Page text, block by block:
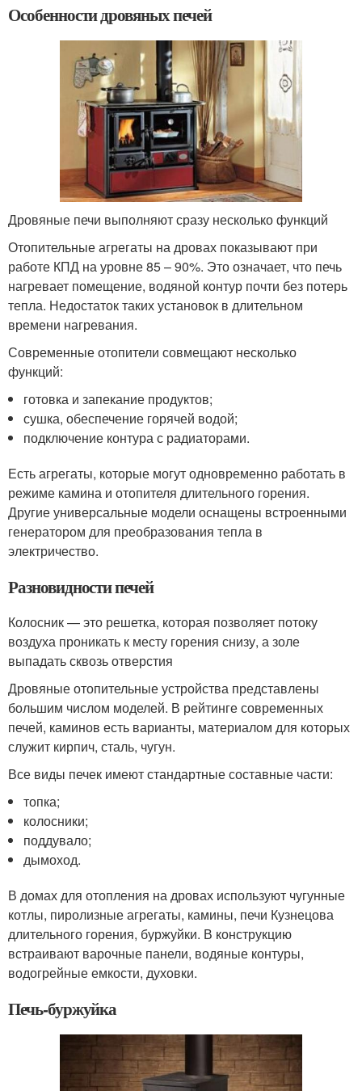
Особенности дровяных печей
Дровяные печи выполняют сразу несколько функций
Отопительные агрегаты на дровах показывают при
работе КПД на уровне 85 – 90%. Это означает, что печь
нагревает помещение, водяной контур почти без потерь
тепла. Недостаток таких установок в длительном
времени нагревания.
Современные отопители совмещают несколько
функций:
готовка и запекание продуктов;
сушка, обеспечение горячей водой;
подключение контура с радиаторами.
Есть агрегаты, которые могут одновременно работать в
режиме камина и отопителя длительного горения.
Другие универсальные модели оснащены встроенными
генератором для преобразования тепла в
электричество.
Разновидности печей
Колосник — это решетка, которая позволяет потоку
воздуха проникать к месту горения снизу, а золе
выпадать сквозь отверстия
Дровяные отопительные устройства представлены
большим числом моделей. В рейтинге современных
печей, каминов есть варианты, материалом для которых
служит кирпич, сталь, чугун.
Все виды печек имеют стандартные составные части:
топка;
колосники;
поддувало;
дымоход.
В домах для отопления на дровах используют чугунные
котлы, пиролизные агрегаты, камины, печи Кузнецова
длительного горения, буржуйки. В конструкцию
встраивают варочные панели, водяные контуры,
водогрейные емкости, духовки.
Печь-буржуйка